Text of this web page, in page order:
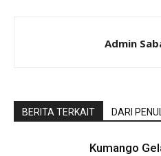
Admin
BERITA TERKAIT DARI
Kumango